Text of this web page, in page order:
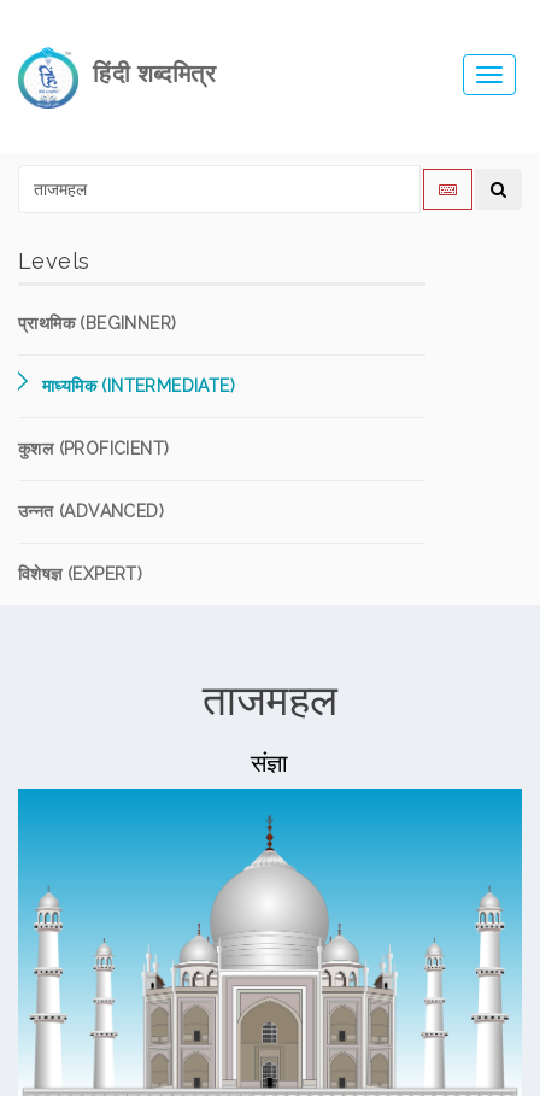
हिंदी शब्दमित्र
Levels
प्राथमिक (BEGINNER)
माध्यमिक (INTERMEDIATE)
कुशल (PROFICIENT)
उन्नत (ADVANCED)
विशेषज्ञ (EXPERT)
ताजमहल
संज्ञा